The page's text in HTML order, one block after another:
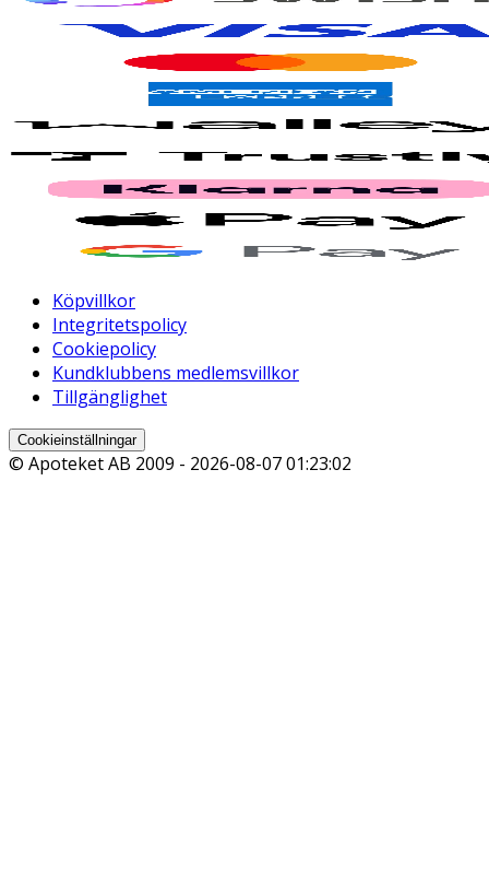
Köpvillkor
Integritetspolicy
Cookiepolicy
Kundklubbens medlemsvillkor
Tillgänglighet
Cookieinställningar
© Apoteket AB 2009 - 2026-08-07 01:23:02